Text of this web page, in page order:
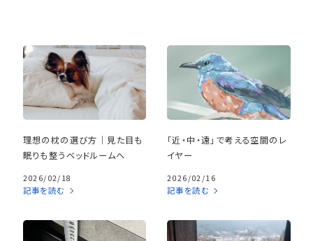
理想の枕の選び方｜見た目も
眠りも整うベッドルームへ
2026/02/18
記事を読む
「近・中・遠」で考える空間のレ
イヤー
2026/02/16
記事を読む